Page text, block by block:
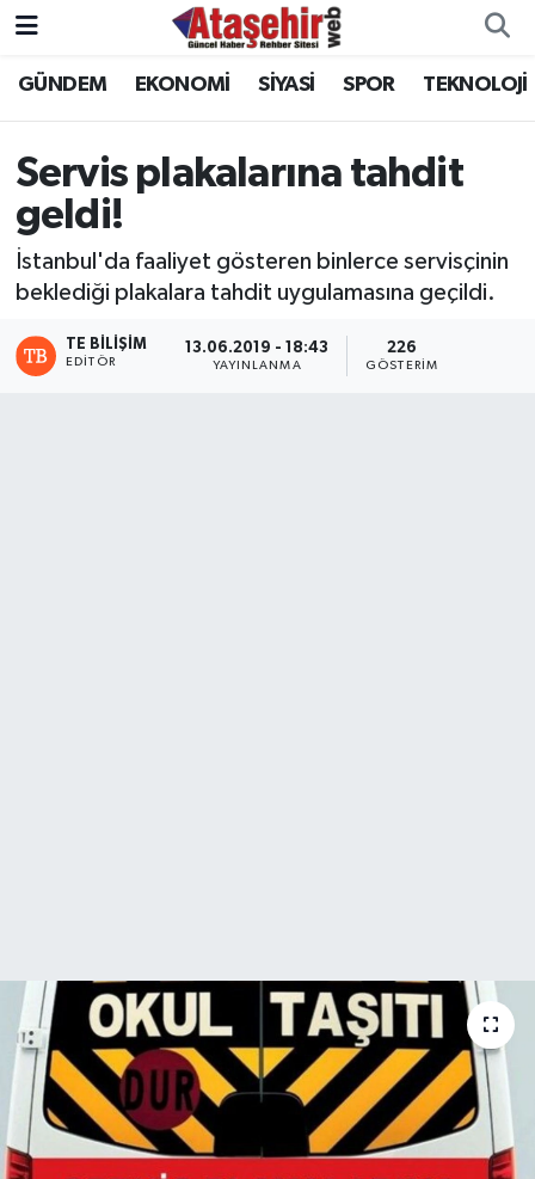
GÜNDEM EKONOMİ SİYASİ SPOR TEKNOLOJİ
Servis plakalarına tahdit
geldi!
İstanbul'da faaliyet gösteren binlerce servisçinin
beklediği plakalara tahdit uygulamasına geçildi.
TE BILIŞIM
EDITÖR
13.06.2019 - 18:43
YAYINLANMA
226
GÖSTERIM
Hava Durumu
Trafik Durumu
Süper Lig Puan Durumu ve Fikstür
Tüm Manşetler
Son Dakika Haberleri